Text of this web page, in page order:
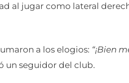
al jugar como lateral
a los elogios: “¡Bien
un seguidor del club.